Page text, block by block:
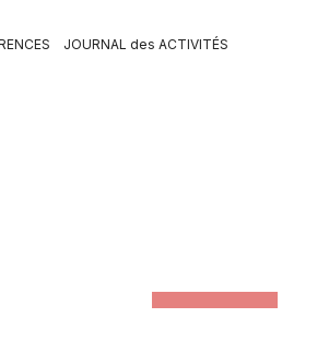
JOURNAL des ACTIVITÉS